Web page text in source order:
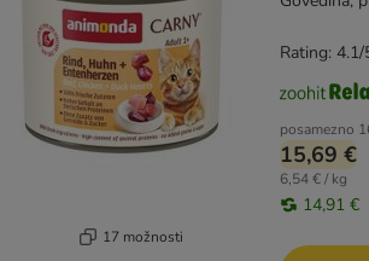
17 možnosti
posamezno
15,69 €
6,54 € / kg
14,91 €
Rating: 4.1/